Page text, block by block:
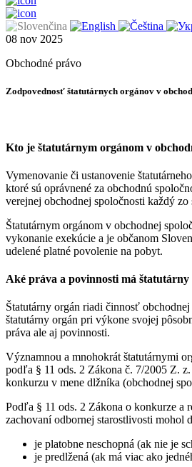
08 nov 2025
Obchodné právo
Zodpovednosť štatutárnych orgánov v
Kto je štatutárnym orgánom v
Vymenovanie či ustanovenie
ktoré sú oprávnené za obchodnú
verejnej obchodnej spoločnosti každý
Štatutárnym orgánom v obchodnej
vykonanie exekúcie a je občanom
udelené platné povolenie na pobyt.
Aké práva a povinnosti má štatutárny
Štatutárny orgán riadi činnosť
štatutárny orgán pri výkone svojej
práva ale aj povinnosti.
Významnou a mnohokrát štatutárnymi
podľa § 11 ods. 2 Zákona č. 7/2005 Z.
konkurzu v mene dlžníka (obchodnej
Podľa § 11 ods. 2 Zákona o konkurze a
zachovaní odbornej starostlivosti mohol
je platobne neschopná (ak nie je
je predlžená (ak má viac ako